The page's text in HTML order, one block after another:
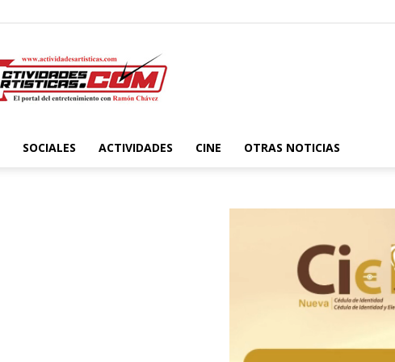
Actividadesartisticas.com
SOCIALES ACTIVIDADES CINE OTRAS NOTICIAS